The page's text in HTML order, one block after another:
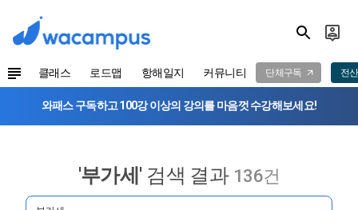
클래스 로드맵 항해일지 커뮤니티 단체구독 전
와패스 구독하고 100강 이상의 강의를 마음껏 수강해보세요!
'부가세' 검색 결과 136건